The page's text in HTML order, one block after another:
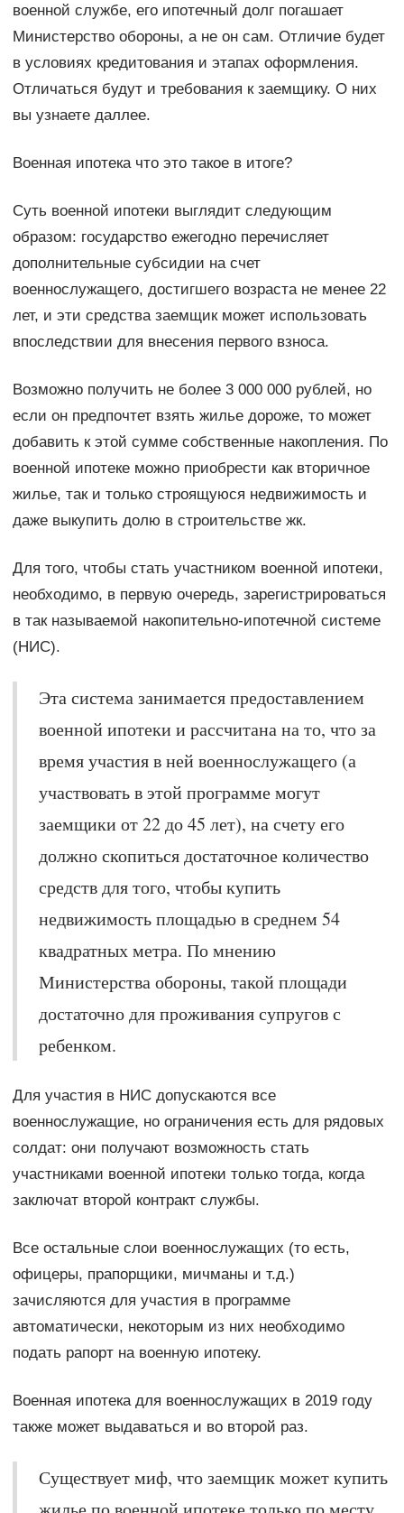
военной службе, его ипотечный долг погашает
Министерство обороны, а не он сам. Отличие будет
в условиях кредитования и этапах оформления.
Отличаться будут и требования к заемщику. О них
вы узнаете даллее.
Военная ипотека что это такое в итоге?
Суть военной ипотеки выглядит следующим
образом: государство ежегодно перечисляет
дополнительные субсидии на счет
военнослужащего, достигшего возраста не менее 22
лет, и эти средства заемщик может использовать
впоследствии для внесения первого взноса.
Возможно получить не более 3 000 000 рублей, но
если он предпочтет взять жилье дороже, то может
добавить к этой сумме собственные накопления. По
военной ипотеке можно приобрести как вторичное
жилье, так и только строящуюся недвижимость и
даже выкупить долю в строительстве жк.
Для того, чтобы стать участником военной ипотеки,
необходимо, в первую очередь, зарегистрироваться
в так называемой накопительно-ипотечной системе
(НИС).
Эта система занимается предоставлением
военной ипотеки и рассчитана на то, что за
время участия в ней военнослужащего (а
участвовать в этой программе могут
заемщики от 22 до 45 лет), на счету его
должно скопиться достаточное количество
средств для того, чтобы купить
недвижимость площадью в среднем 54
квадратных метра. По мнению
Министерства обороны, такой площади
достаточно для проживания супругов с
ребенком.
Для участия в НИС допускаются все
военнослужащие, но ограничения есть для рядовых
солдат: они получают возможность стать
участниками военной ипотеки только тогда, когда
заключат второй контракт службы.
Все остальные слои военнослужащих (то есть,
офицеры, прапорщики, мичманы и т.д.)
зачисляются для участия в программе
автоматически, некоторым из них необходимо
подать рапорт на военную ипотеку.
Военная ипотека для военнослужащих в 2019 году
также может выдаваться и во второй раз.
Существует миф, что заемщик может купить